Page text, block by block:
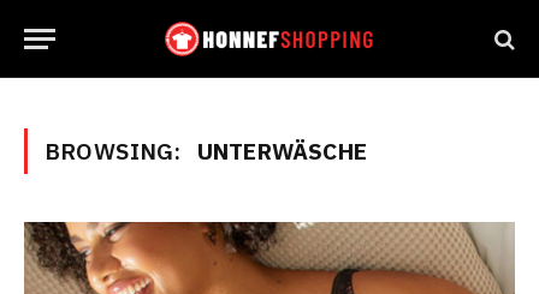
BROWSING: UNTERWÄSCHE